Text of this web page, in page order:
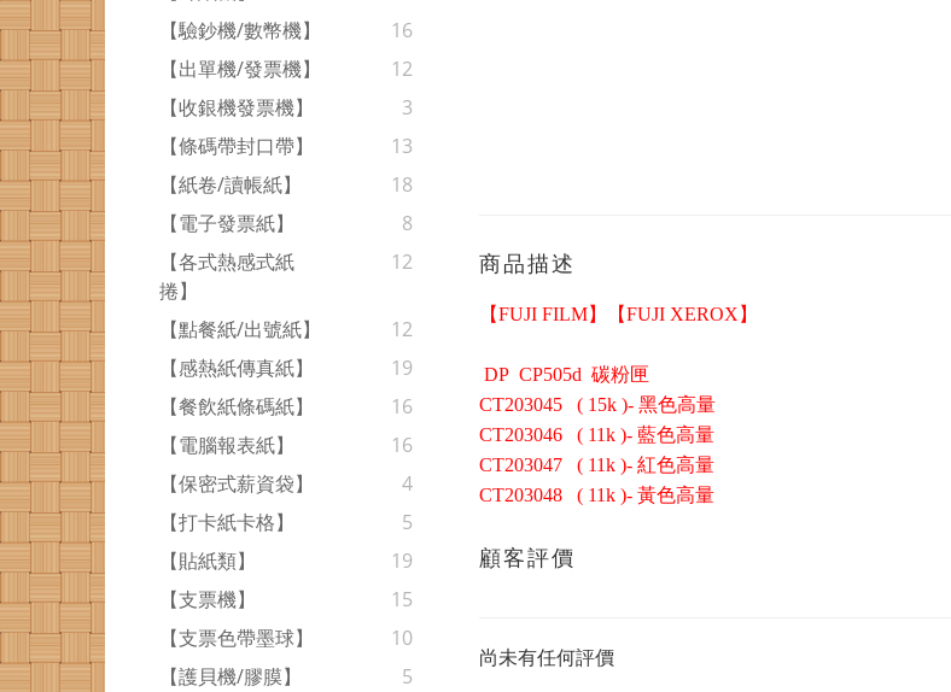
【驗鈔機/數幣機】
16
【出單機/發票機】
12
【收銀機發票機】
3
【條碼帶封口帶】
13
【紙卷/讀帳紙】
18
【電子發票紙】
8
【各式熱感式紙
捲】
12
【點餐紙/出號紙】
12
【感熱紙傳真紙】
19
【餐飲紙條碼紙】
16
【電腦報表紙】
16
【保密式薪資袋】
4
【打卡紙卡格】
5
【貼紙類】
19
【支票機】
15
【支票色帶墨球】
10
【護貝機/膠膜】
5
商品描述
【FUJI FILM】【FUJI XEROX】
DP CP505d 碳粉匣
CT203045 ( 15k )- 黑色高量
CT203046 ( 11k )- 藍色高量
CT203047 ( 11k )- 紅色高量
CT203048 ( 11k )- 黃色高量
顧客評價
尚未有任何評價